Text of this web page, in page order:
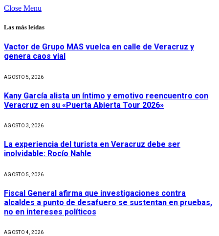
Close Menu
Las más leídas
Vactor de Grupo MAS vuelca en calle de Veracruz y
genera caos vial
AGOSTO 5, 2026
Kany García alista un íntimo y emotivo reencuentro con
Veracruz en su «Puerta Abierta Tour 2026»
AGOSTO 3, 2026
La experiencia del turista en Veracruz debe ser
inolvidable: Rocío Nahle
AGOSTO 5, 2026
Fiscal General afirma que investigaciones contra
alcaldes a punto de desafuero se sustentan en pruebas,
no en intereses políticos
AGOSTO 4, 2026